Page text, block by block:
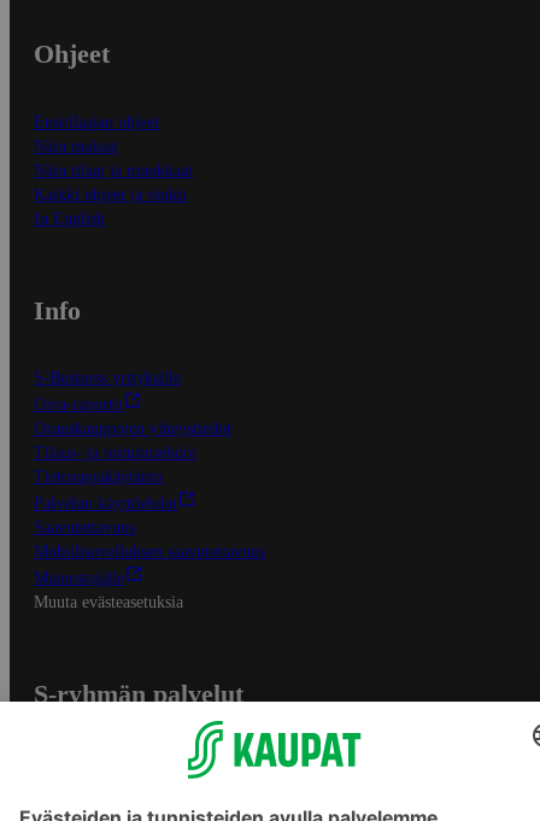
Ohjeet
Ensitilaajan ohjeet
Näin maksat
Näin tilaat ja muokkaat
Kaikki ohjeet ja vinkit
In English
Info
S-Business yrityksille
Oiva-raportit
Osuuskauppojen yhteystiedot
Tilaus- ja toimitusehdot
Tietosuojakäytäntö
Palvelun käyttöehdot
Saavutettavuus
Mobiilisovelluksen saavutettavuus
Mainostajalle
Muuta evästeasetuksia
S-ryhmän palvelut